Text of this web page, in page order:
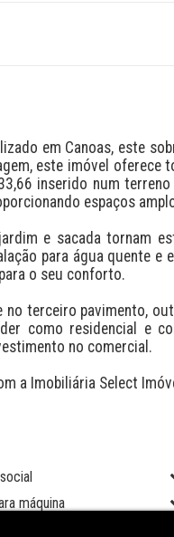
este imóvel
inserido num
espaços
para água quente e
o seu conforto.
como residencial e
no comercial.
a Imobiliária Select
máquina